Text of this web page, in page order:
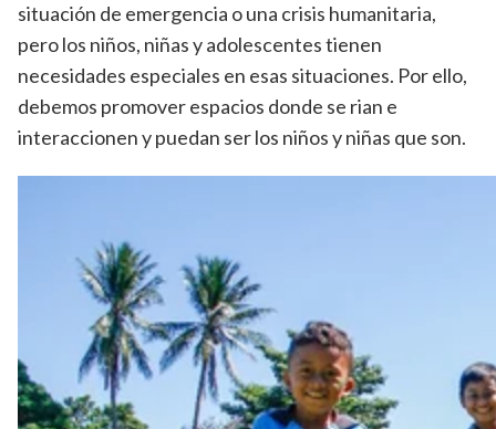
situación de emergencia o una crisis humanitaria,
pero los niños, niñas y adolescentes tienen
necesidades especiales en esas situaciones. Por ello,
debemos promover espacios donde se rian e
interaccionen y puedan ser los niños y niñas que son.